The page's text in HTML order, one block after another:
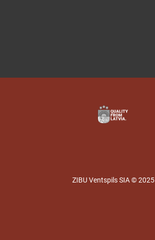
ZIBU Ventspils SIA © 2025